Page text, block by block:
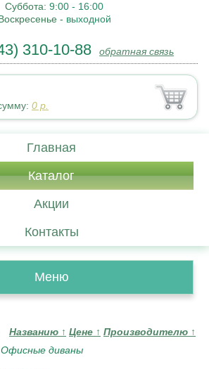
Суббота:9:00 - 16:00
- выходной
310-10-88 обратная связь
0 р.
Главная
Каталог
Акции
Контакты
Меню
Названию ↑ Цене ↑ Производителю ↑
Офисные диваны